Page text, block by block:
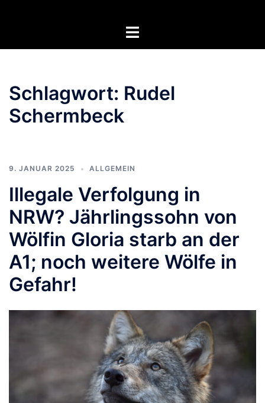
Menü
Schlagwort: Rudel
Schermbeck
9. JANUAR 2025 ALLGEMEIN
Illegale Verfolgung in
NRW? Jährlingssohn von
Wölfin Gloria starb an der
A1; noch weitere Wölfe in
Gefahr!